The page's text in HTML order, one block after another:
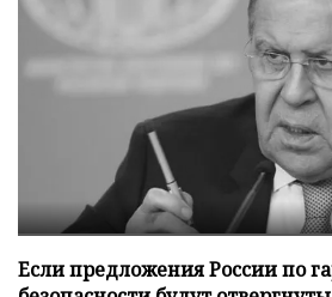
Если предложения России по